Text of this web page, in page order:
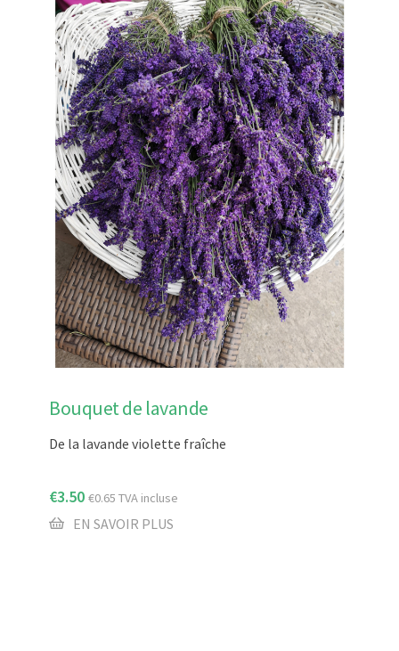
Bouquet de lavande
De la lavande violette fraîche
€3.50 €0.65 TVA incluse
EN SAVOIR PLUS